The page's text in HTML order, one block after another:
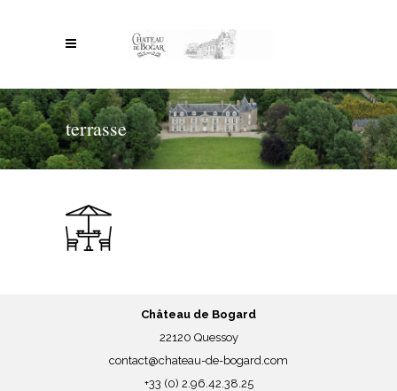
terrasse
Château de Bogard
22120 Quessoy
contact@chateau-de-bogard.com
+33 (0) 2.96.42.38.25